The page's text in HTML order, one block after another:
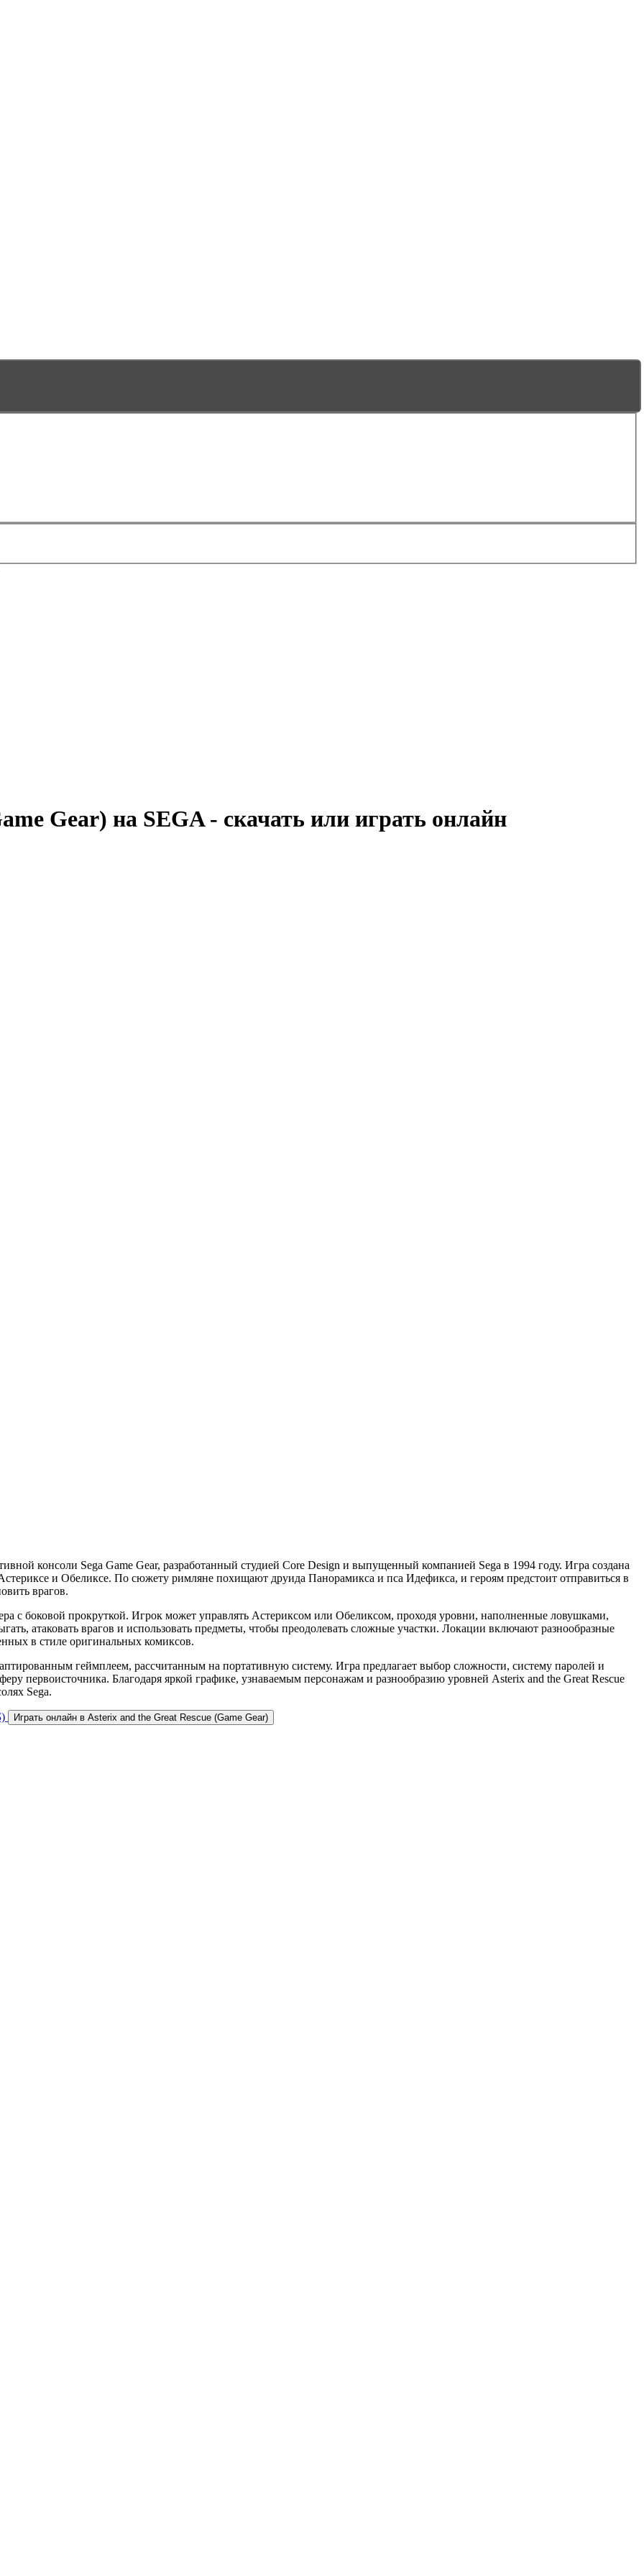
Gear) на SEGA - скачать или играть онлайн
консоли Sega Game Gear, разработанный студией Core Design и выпущенный компанией Sega в 1994 году. Игра создана
и Обеликсе. По сюжету римляне похищают друида Панорамикса и пса Идефикса, и героям предстоит отправиться в
врагов.
с боковой прокруткой. Игрок может управлять Астериксом или Обеликсом, проходя уровни, наполненные ловушками,
атаковать врагов и использовать предметы, чтобы преодолевать сложные участки. Локации включают разнообразные
в стиле оригинальных комиксов.
геймплеем, рассчитанным на портативную систему. Игра предлагает выбор сложности, систему паролей и
первоисточника. Благодаря яркой графике, узнаваемым персонажам и разнообразию уровней Asterix and the Great Rescue
Sega.
Играть онлайн в Asterix and the Great Rescue (Game Gear)